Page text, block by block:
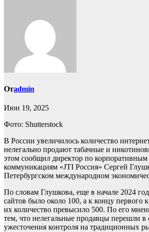
Отadmin
Июн 19, 2025
Фото: Shutterstock
В России увеличилось количество
нелегально продают табачные и
этом сообщил директор по
коммуникациям «JTI Россия» Сергей
Петербургском международном
По словам Глушкова, еще в начале 2024
сайтов было около 100, а к концу первого
их количество превысило 500. По его
тем, что нелегальные продавцы перешли в
ужесточения контроля на традиционных